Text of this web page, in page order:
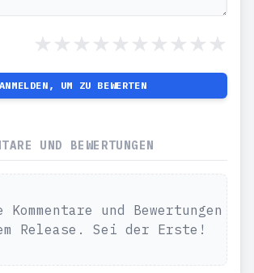
ANMELDEN, UM ZU BEWERTEN
UND BEWERTUNGEN
Kommentare und Bewertungen
Release. Sei der Erste!